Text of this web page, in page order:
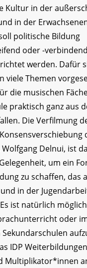
Kultur in der
in der
politische Bildung
oder -
werden. Dafür
viele Themen
die musischen
praktisch ganz aus
Die Verfilmung
Delnui, ist
um ein
zu schaffen, das
in der
ist natürlich
oder
Sekundarschulen
IDP
Multiplikator*innen